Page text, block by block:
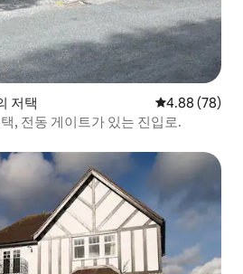
저택 평점 4.88점(5
4.88 (78)
, 전동 게이트가 있는 진입로.